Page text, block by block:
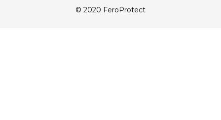
© 2020 FeroProtect